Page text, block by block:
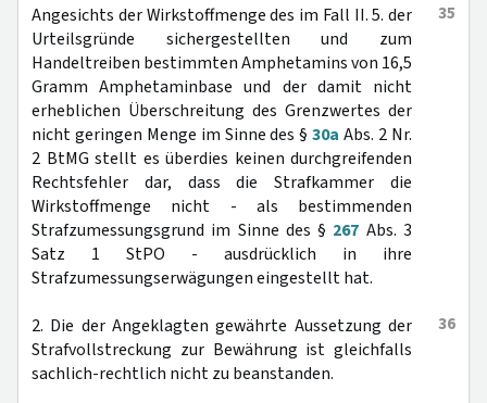
35
Angesichts der Wirkstoffmenge des im Fall II. 5. der
Urteilsgründe sichergestellten und zum
Handeltreiben bestimmten Amphetamins von 16,5
Gramm Amphetaminbase und der damit nicht
erheblichen Überschreitung des Grenzwertes der
nicht geringen Menge im Sinne des §30a Abs. 2 Nr.
2 BtMG stellt es überdies keinen durchgreifenden
Rechtsfehler dar, dass die Strafkammer die
Wirkstoffmenge nicht - als bestimmenden
Strafzumessungsgrund im Sinne des § 267 Abs. 3
Satz 1 StPO - ausdrücklich in ihre
Strafzumessungserwägungen eingestellt hat.
36
2. Die der Angeklagten gewährte Aussetzung der
Strafvollstreckung zur Bewährung ist gleichfalls
sachlich-rechtlich nicht zu beanstanden.